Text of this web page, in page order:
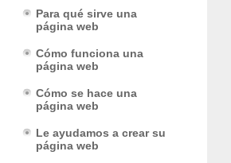
Para qué sirve una
página web
Cómo funciona una
página web
Cómo se hace una
página web
Le ayudamos a crear su
página web